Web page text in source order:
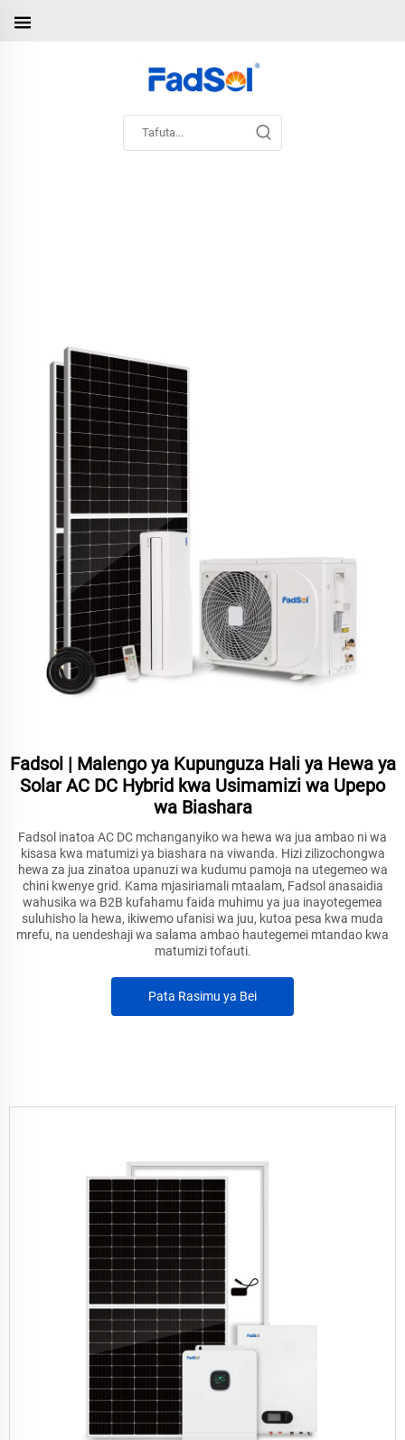
Fadsol | Malengo ya Kupunguza Hali ya Hewa ya
Solar AC DC Hybrid kwa Usimamizi wa Upepo
wa Biashara
Fadsol inatoa AC DC mchanganyiko wa hewa wa jua ambao ni wa
kisasa kwa matumizi ya biashara na viwanda. Hizi zilizochongwa
hewa za jua zinatoa upanuzi wa kudumu pamoja na utegemeo wa
chini kwenye grid. Kama mjasiriamali mtaalam, Fadsol anasaidia
wahusika wa B2B kufahamu faida muhimu ya jua inayotegemea
suluhisho la hewa, ikiwemo ufanisi wa juu, kutoa pesa kwa muda
mrefu, na uendeshaji wa salama ambao hautegemei mtandao kwa
matumizi tofauti.
Pata Rasimu ya Bei